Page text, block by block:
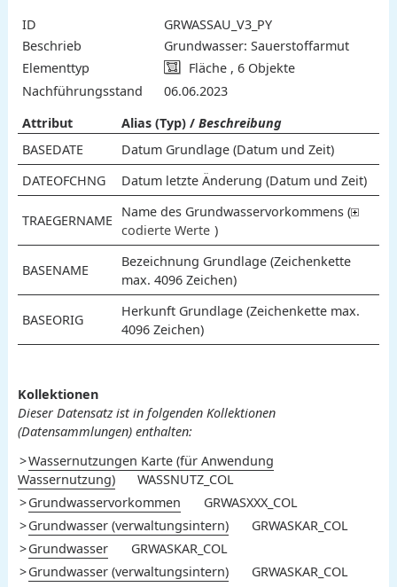
ID
GRWASSAU_V3_PY
Beschrieb
Grundwasser: Sauerstoffarmut
Elementtyp
Fläche , 6 Objekte
Nachführungsstand
06.06.2023
Attribut
Alias (Typ) / Beschreibung
BASEDATE
Datum Grundlage (Datum und Zeit)
DATEOFCHNG
Datum letzte Änderung (Datum und Zeit)
TRAEGERNAME
Name des Grundwasservorkommens (
codierte Werte )
Wert
Bedeutung
162 Kottwil
163 St. Erhard
164 Nottwil
170 Grosswangen
171 Ruswil
180 Lokalvorkommen
101 Reusstal
102 Rontal
103 Kriens-Luzern-Horw
104 Tal der Kleinen Emme
105 Eigental
106 Entlebuch
107 Sörenberg
108 Meierskappel
111 Wiggertal
112 Lutherntal
121 Triengen
122 Surental
123 Knutwil
124 Sempach-Neuenkirch
131 Zwischenseegebiet
132 Ballwil-Hochdorf
141 Pfaffnau
142 St. Urban
150 Lindenberg
151 Rickenbach
152 Beromünster-Gunzwil
153 Neudorf
160 Buchs
161 Wauwil
BASENAME
Bezeichnung Grundlage (Zeichenkette
max. 4096 Zeichen)
BASEORIG
Herkunft Grundlage (Zeichenkette max.
4096 Zeichen)
Kollektionen
Dieser Datensatz ist in folgenden Kollektionen
(Datensammlungen) enthalten:
Wassernutzungen Karte (für Anwendung
Wassernutzung)
WASSNUTZ_COL
Grundwasservorkommen
GRWASXXX_COL
Grundwasser (verwaltungsintern)
GRWASKAR_COL
Grundwasser
GRWASKAR_COL
Grundwasser (verwaltungsintern)
GRWASKAR_COL